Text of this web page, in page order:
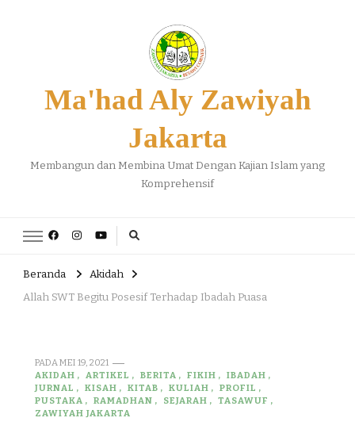
Ma'had Aly Zawiyah
Jakarta
Membangun dan Membina Umat Dengan Kajian Islam yang
Komprehensif
Beranda
Akidah
Allah SWT Begitu Posesif Terhadap Ibadah Puasa
PADAMEI 19, 2021
AKIDAH
ARTIKEL BERITA FIKIH
IBADAH
JURNAL
KISAH KITAB KULIAH
PROFIL
PUSTAKA
RAMADHAN SEJARAH
TASAWUF
ZAWIYAH JAKARTA